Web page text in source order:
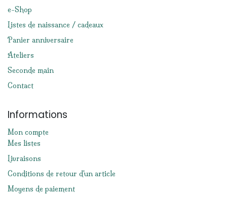
e-Shop
Listes de naissance / cadeaux
Panier anniversaire
Ateliers
Seconde main
Contact
Informations
Mon compte
Mes listes
Livraisons
Conditions de retour d'un article
Moyens de paiement